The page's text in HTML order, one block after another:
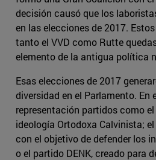
decisión causó que los
en las elecciones de 2017.
tanto el VVD como Rutte
elemento de la antigua política
Esas elecciones de 2017
diversidad en el Parlamento. En
representación partidos como
ideología Ortodoxa Calvinista;
con el objetivo de defender los
o el partido DENK, creado para